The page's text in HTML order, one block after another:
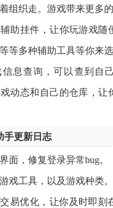
组织走。游戏带来更多的
助挂件，让你玩游戏随
等多种辅助工具等你来选
信息查询，可以查到自
动态和自己的仓库，让
手更新日志
面，修复登录异常bug。
戏工具，以及游戏种类。
易优化，让你及时即刻